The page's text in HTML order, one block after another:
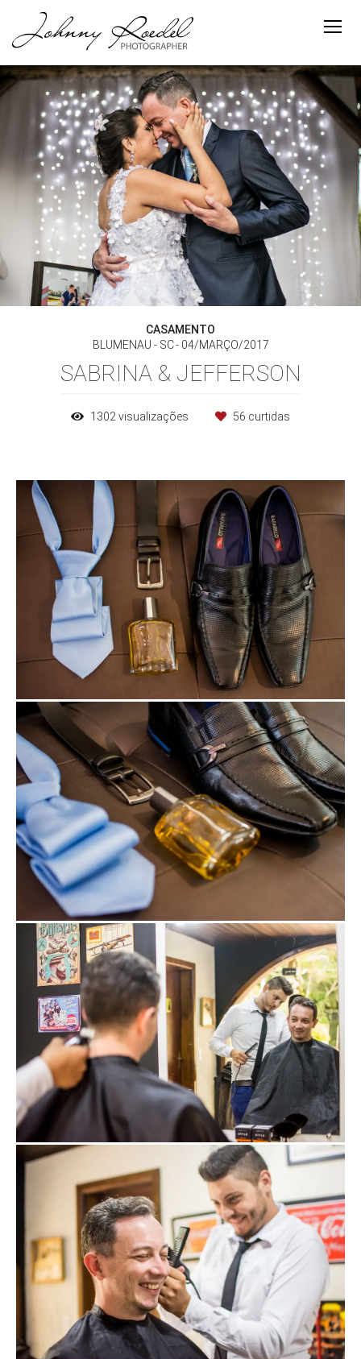
CASAMENTO
BLUMENAU - SC
04/MARÇO/2017
SABRINA & JEFFERSON
1302 visualizações 56 curtidas